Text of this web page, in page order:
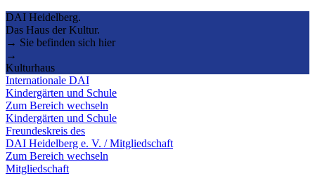
DAI Heidelberg.
Das Haus der Kultur.
→ Sie befinden sich hier
→
Kulturhaus
Internationale DAI
Kindergärten und Schule
Zum Bereich wechseln
Kindergärten und Schule
Freundeskreis des
DAI Heidelberg e. V. / Mitgliedschaft
Zum Bereich wechseln
Mitgliedschaft